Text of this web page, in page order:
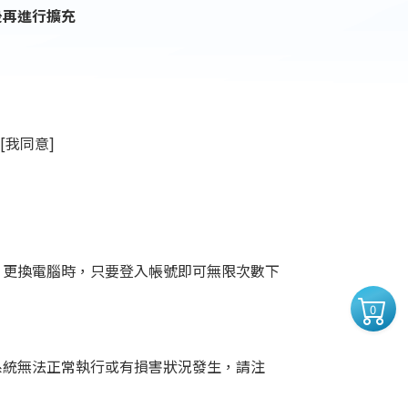
0
進行擴充
同意]
換電腦時，只要登入帳號即可無限次數下
無法正常執行或有損害狀況發生，請注